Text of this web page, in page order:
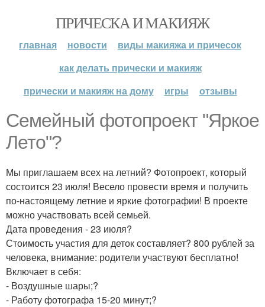
ПРИЧЕСКА И МАКИЯЖ
главная новости
виды макияжа и причесок
как делать прически и макияж
прически и макияж на дому
игры отзывы
Семейный фотопроект "Яркое
Лето"?
Мы приглашаем всех на летний? Фотопроект, который
состоится 23 июля! Весело провести время и получить
по-настоящему летние и яркие фотографии! В проекте
можно участвовать всей семьей.
Дата проведения - 23 июля?
Стоимость участия для деток составляет? 800 рублей за
человека, внимание: родители участвуют бесплатно!
Включает в себя:
- Воздушные шары;?
- Работу фотографа 15-20 минут;?